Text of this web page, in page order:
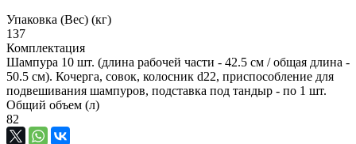
Упаковка (Вес) (кг)
137
Комплектация
Шампура 10 шт. (длина рабочей части - 42.5 см / общая длина -
50.5 см). Кочерга, совок, колосник d22, приспособление для
подвешивания шампуров, подставка под тандыр - по 1 шт.
Общий объем (л)
82